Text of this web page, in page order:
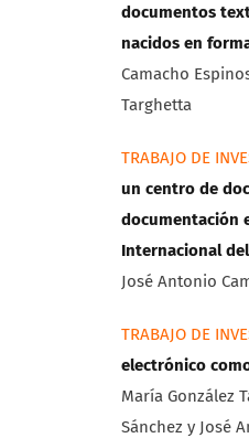
documentos
nacidos en
Camacho
Targhetta
TRABAJO DE
un centro de
documentación
Internacional
José Antonio
TRABAJO DE
electrónico
María González
Sánchez y José